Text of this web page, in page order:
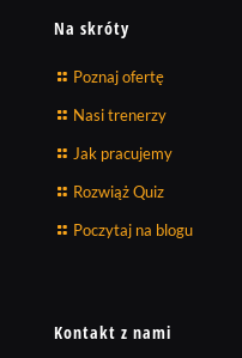
Na skróty
Poznaj ofertę
Nasi trenerzy
Jak pracujemy
Rozwiąż Quiz
Poczytaj na blogu
Kontakt z nami